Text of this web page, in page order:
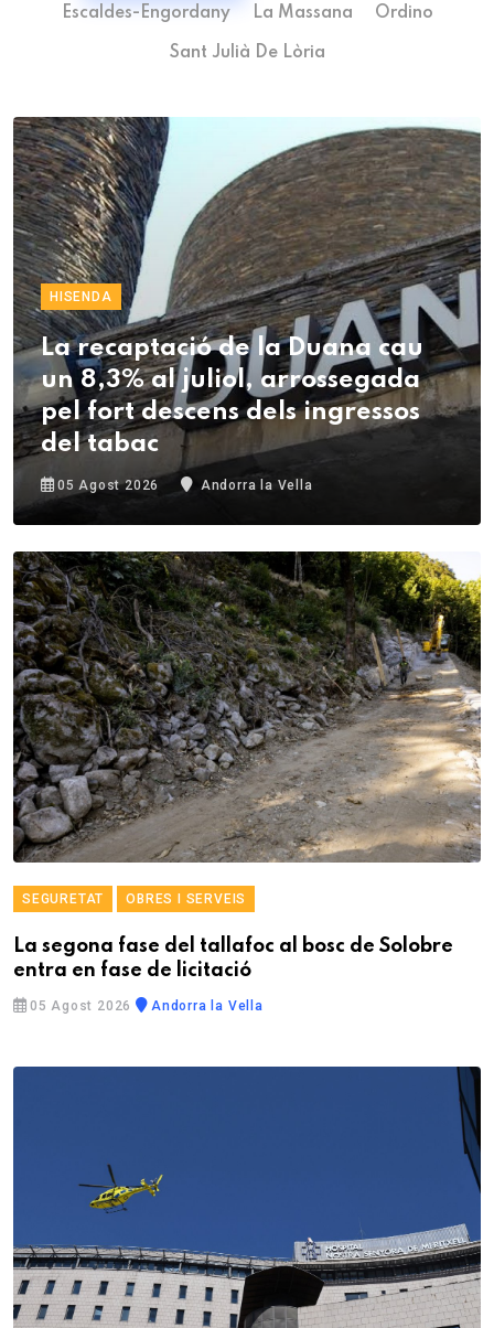
Escaldes-Engordany La Massana Ordino
Sant Julià De Lòria
HISENDA
La recaptació de la Duana cau
un 8,3% al juliol, arrossegada
pel fort descens dels ingressos
del tabac
05 Agost 2026 Andorra la Vella
SEGURETAT OBRES I SERVEIS
La segona fase del tallafoc al bosc de Solobre
entra en fase de licitació
05 Agost 2026 Andorra la Vella